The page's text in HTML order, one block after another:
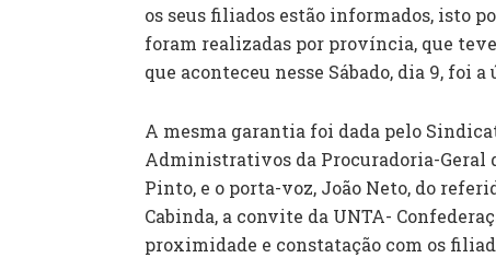
os seus filiados estão informados, isto
foram realizadas por província, que
que aconteceu nesse Sábado, dia 9, foi
A mesma garantia foi dada pelo
Administrativos da Procuradoria-Geral
Pinto, e o porta-voz, João Neto, do
Cabinda, a convite da UNTA-
proximidade e constatação com os